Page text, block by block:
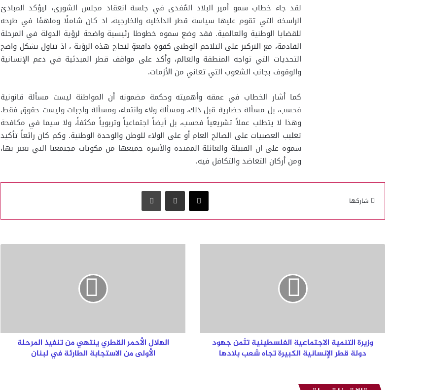
لقد جاء خطاب سمو أمير البلاد المُفدى في جلسة انعقاد مجلس الشورى، ليؤكد المبادئ
الراسخة التي تقوم عليها سياسة قطر الداخلية والخارجية، اذ كان شاملًا وملهمًا في طرحه
للقضايا الوطنية والعالمية. فقد وضع سموه خطوطا رئيسية واضحة لرؤية الدولة في المرحلة
القادمة، مع التركيز على التلاحم الوطني كقوةٍ دافعةٍ لنجاح هذه الرؤية ، اذ تناول بشكل واضح
التحديات التي تواجه المنطقة والعالم، وأكد على مواقف قطر المبدئية في دعم الإنسانية
والوقوف بجانب الشعوب التي تعاني من الأزمات.
كما أشار الخطاب في عمقه وأهميته وحكمة مضمونه أن المواطنة ليست مسألة قانونية
فحسب، بل مسألة حضارية قبل ذلك، ومسألة ولاء وانتماء، ومسألة واجبات وليست حقوق فقط.
وهذا لا يتطلب عملاً تشريعياً فحسب، بل أيضاً اجتماعياً وتربوياً مكثفاً، ولا سيما في مكافحة
تغليب العصبيات على الصالح العام أو على الولاء للوطن والوحدة الوطنية. وكم كان رائعاً تأكيد
سموه على ان القبيلة والعائلة الممتدة والأسرة جميعها من مكونات مجتمعنا التي نعتز بها،
ومن أركان التعاضد والتكافل فيه.
شاركها
‫X مشاركة عبر البريد طباعة
وزيرة
الإنسانية
الكبيرة
تجاه
وزيرة التنمية الاجتماعية الفلسطينية تثمن جهود
دولة قطر الإنسانية الكبيرة تجاه شعب بلادها
الهلال
من
الاستجابة
الهلال الأحمر القطري ينتهي من تنفيذ المرحلة
الأولى من الاستجابة الطارئة في لبنان